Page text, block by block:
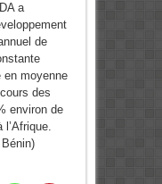
a
de
en moyenne
des
environ de